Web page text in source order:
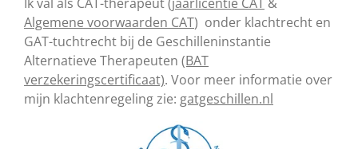
Algemene voorwaarden CAT) onder klachtrecht en
GAT-tuchtrecht bij de Geschilleninstantie
Alternatieve Therapeuten (BAT
verzekeringscertificaat). Voor meer informatie over
mijn klachtenregeling zie: gatgeschillen.nl